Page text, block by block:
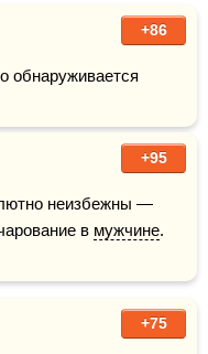
+86
обнаруживается
+95
неизбежны —
в мужчине.
+75